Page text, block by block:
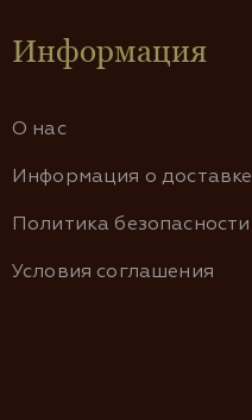
Информация
О нас
Информация о доставке
Политика безопасности
Условия соглашения